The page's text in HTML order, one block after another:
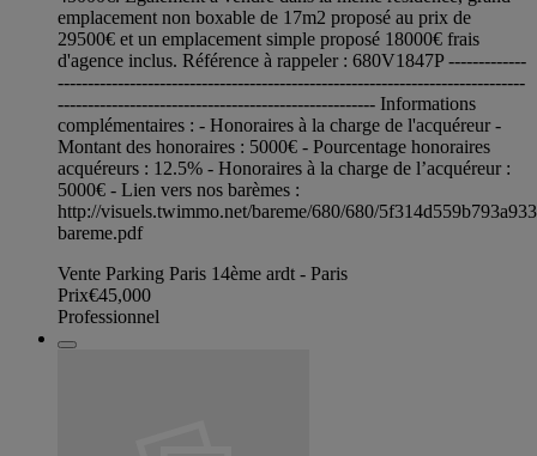
emplacement non boxable de 17m2 proposé au prix de
29500€ et un emplacement simple proposé 18000€ frais
d'agence inclus. Référence à rappeler : 680V1847P -------------
------------------------------------------------------------------------------
----------------------------------------------------- Informations
complémentaires : - Honoraires à la charge de l'acquéreur -
Montant des honoraires : 5000€ - Pourcentage honoraires
acquéreurs : 12.5% - Honoraires à la charge de l’acquéreur :
5000€ - Lien vers nos barèmes :
http://visuels.twimmo.net/bareme/680/680/
bareme.pdf
Vente Parking Paris 14ème ardt - Paris
Prix€45,000
Professionnel